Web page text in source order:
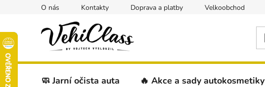
O nás Kontakty Doprava a platby Velkoobchod
🧼 Jarní očista auta 🔥 Akce a sady autokosmetiky